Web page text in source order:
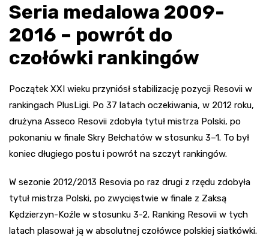
Seria medalowa 2009-
2016 – powrót do
czołówki rankingów
Początek XXI wieku przyniósł stabilizację pozycji Resovii w
rankingach PlusLigi. Po 37 latach oczekiwania, w 2012 roku,
drużyna Asseco Resovii zdobyła tytuł mistrza Polski, po
pokonaniu w finale Skry Bełchatów w stosunku 3–1. To był
koniec długiego postu i powrót na szczyt rankingów.
W sezonie 2012/2013 Resovia po raz drugi z rzędu zdobyła
tytuł mistrza Polski, po zwycięstwie w finale z Zaksą
Kędzierzyn-Koźle w stosunku 3-2. Ranking Resovii w tych
latach plasował ją w absolutnej czołówce polskiej siatkówki.